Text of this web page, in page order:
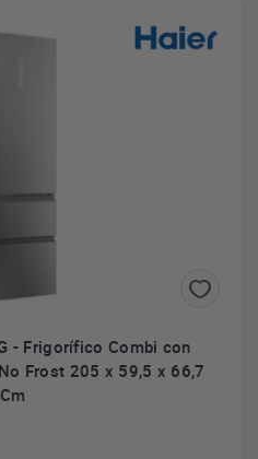
- Frigorífico Combi con
Frost 205 x 59,5 x 66,7
Cm